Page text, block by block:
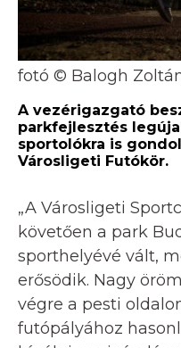
fotó © Balogh
A vezérigazgató
parkfejlesztés
sportolókra is
Városligeti Futókör.
„A Városligeti
követően a park
sporthelyévé vált,
erősödik. Nagy
végre a pesti
futópályához